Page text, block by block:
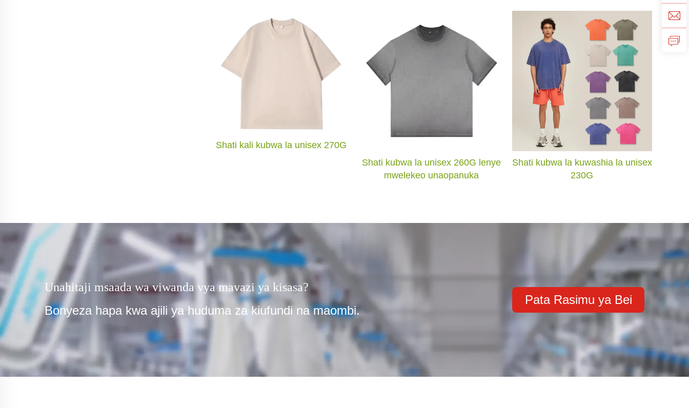
Shati kali kubwa la unisex 270G
Shati kubwa la unisex 260G lenye
mwelekeo unaopanuka
Shati kubwa la kuwashia la unisex
230G
Unahitaji msaada wa viwanda vya mavazi ya kisasa?
Bonyeza hapa kwa ajili ya huduma za kiufundi na maombi.
Pata Rasimu ya Bei